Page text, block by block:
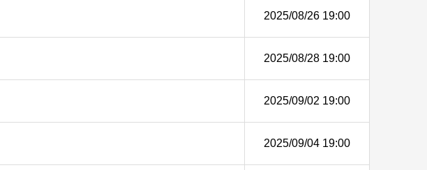
2025/08/26 19:00
2025/08/28 19:00
2025/09/02 19:00
2025/09/04 19:00